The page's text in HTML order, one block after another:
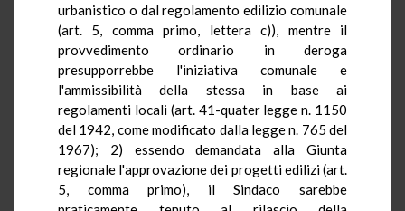
urbanistico o dal regolamento edilizio comunale
(art. 5, comma primo, lettera c)), mentre il
provvedimento ordinario in deroga
presupporrebbe l'iniziativa comunale e
l'ammissibilità della stessa in base ai
regolamenti locali (art. 41-quater legge n. 1150
del 1942, come modificato dalla legge n. 765 del
1967); 2) essendo demandata alla Giunta
regionale l'approvazione dei progetti edilizi (art.
5, comma primo), il Sindaco sarebbe